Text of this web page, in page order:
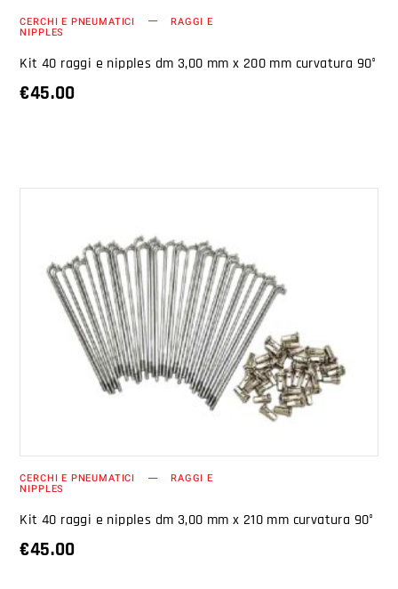
CERCHI E PNEUMATICI RAGGI E
NIPPLES
Kit 40 raggi e nipples dm 3,00 mm x 200 mm curvatura 90°
€45.00
AGGIUNGI AL CARRELLO
CERCHI E PNEUMATICI RAGGI E
NIPPLES
Kit 40 raggi e nipples dm 3,00 mm x 210 mm curvatura 90°
€45.00